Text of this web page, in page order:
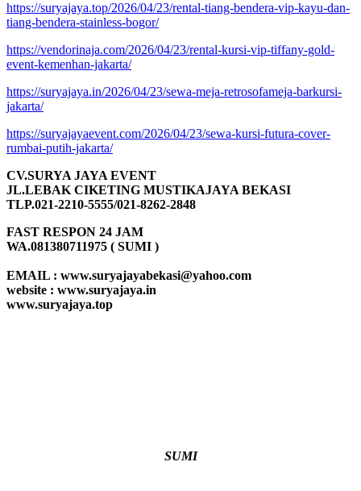
https://suryajaya.top/2026/04/23/rental-tiang-bendera-vip-kayu-dan-
tiang-bendera-stainless-bogor/
https://vendorinaja.com/2026/04/23/rental-kursi-vip-tiffany-gold-
event-kemenhan-jakarta/
https://suryajaya.in/2026/04/23/sewa-meja-retrosofameja-barkursi-
jakarta/
https://suryajayaevent.com/2026/04/23/sewa-kursi-futura-cover-
rumbai-putih-jakarta/
CV.SURYA JAYA EVENT
JL.LEBAK CIKETING MUSTIKAJAYA BEKASI
TLP.021-2210-5555/021-8262-2848
FAST RESPON 24 JAM
WA.081380711975 ( SUMI )
EMAIL : www.suryajayabekasi@yahoo.com
website : www.suryajaya.in
www.suryajaya.top
SUMI